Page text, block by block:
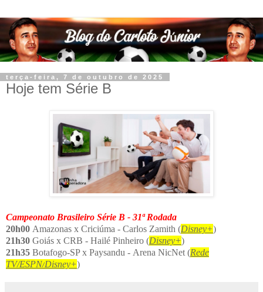
terça-feira, 7 de outubro de 2025
Hoje tem Série B
Campeonato Brasileiro Série B - 31ª Rodada
20h00 Amazonas x Criciúma - Carlos Zamith (Disney+)
21h30 Goiás x CRB - Hailé Pinheiro (Disney+)
21h35 Botafogo-SP x Paysandu - Arena NicNet (Rede
TV/ESPN/Disney+)